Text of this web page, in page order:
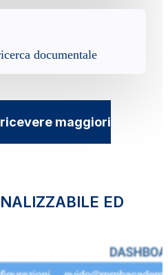
documentale
ricevere maggiori
ED